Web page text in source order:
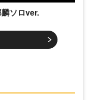
ソロver.